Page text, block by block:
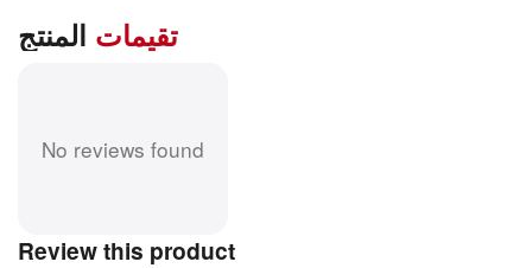
تقيمات المنتج
No reviews found
Review this product